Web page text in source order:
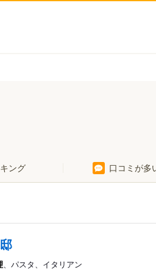
ング 口コミが多
、パスタ、イタリアン